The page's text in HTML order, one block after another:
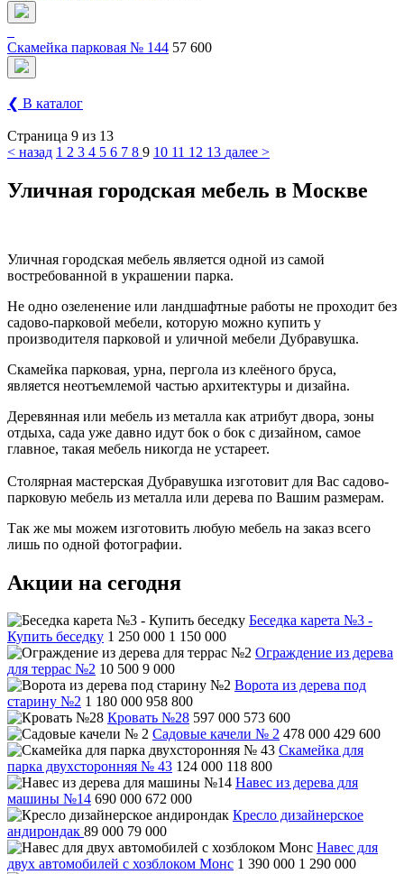
Скамейка парковая № 144 57 600
❮ В каталог
Страница 9 из 13
< назад 1 2 3 4 5 6 7 8 9 10 11 12 13 далее >
Уличная городская мебель в Москве
Уличная городская мебель является одной из самой
востребованной в украшении парка.
Не одно озеленение или ландшафтные работы не проходит без
садово-парковой мебели, которую можно купить у
производителя парковой и уличной мебели Дубравушка.
Скамейка парковая, урна, пергола из клеёного бруса,
является неотъемлемой частью архитектуры и дизайна.
Деревянная или мебель из металла как атрибут двора, зоны
отдыха, сада уже давно идут бок о бок с дизайном, самое
главное, такая мебель никогда не устареет.
Столярная мастерская Дубравушка изготовит для Вас садово-
парковую мебель из металла или дерева по Вашим размерам.
Так же мы можем изготовить любую мебель на заказ всего
лишь по одной фотографии.
Акции на сегодня
Беседка карета №3 -
Купить беседку 1 250 000 1 150 000
Ограждение из дерева
для террас №2 10 500 9 000
Ворота из дерева под
старину №2 1 180 000 958 800
Кровать №28 597 000 573 600
Садовые качели № 2 478 000 429 600
Скамейка для
парка двухсторонняя № 43 124 000 118 800
Навес из дерева для
машины №14 690 000 672 000
Кресло дизайнерское
андирондак 89 000 79 000
Навес для
двух автомобилей с хозблоком Монс 1 390 000 1 290 000